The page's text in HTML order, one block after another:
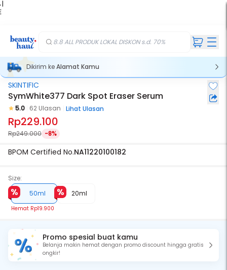
|
8.8 ALL PRODUK LOKAL DISKON s.d. 70%
Dikirim keAlamat Kamu
SKINTIFIC
SymWhite377 Dark Spot Eraser Serum
5.0 62 Ulasan Lihat Ulasan
Rp229.100
Rp249.000 -8%
BPOM Certified No.NA11220100182
Size:
50ml
Hemat Rp19.900
20ml
Promo spesial buat kamu
Belanja makin hemat dengan promo discount hingga gratis
ongkir!